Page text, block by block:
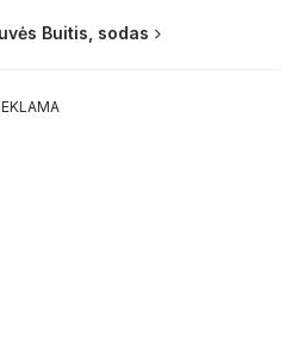
Buitis, sodas